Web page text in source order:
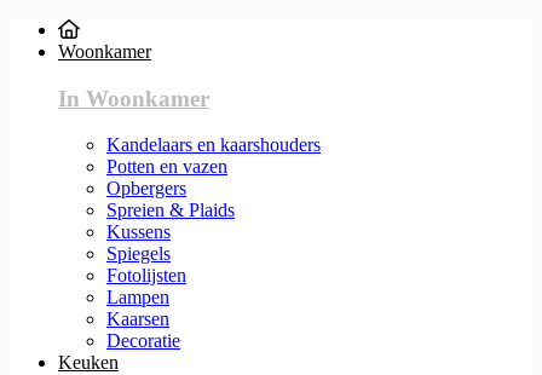
Woonkamer
In Woonkamer
Kandelaars en kaarshouders
Potten en vazen
Opbergers
Spreien & Plaids
Kussens
Spiegels
Fotolijsten
Lampen
Kaarsen
Decoratie
Keuken